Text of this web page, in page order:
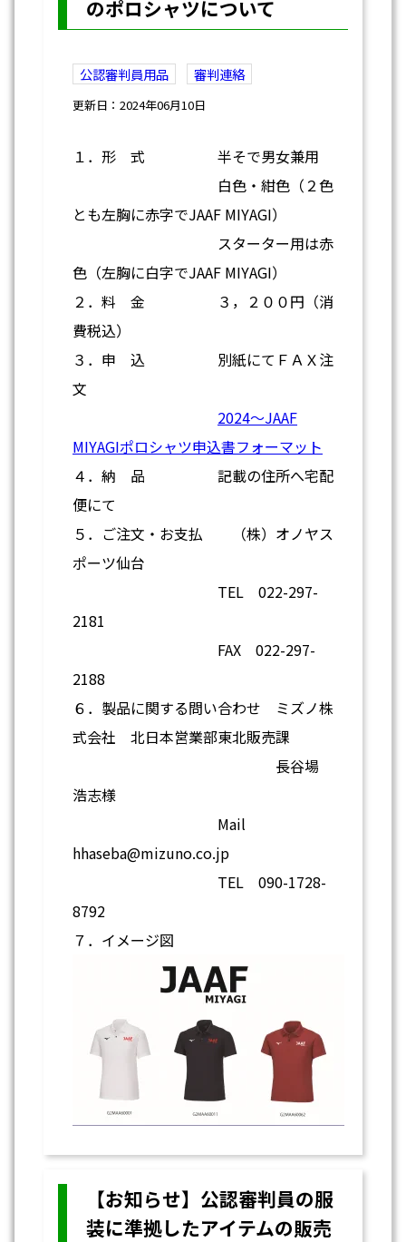
のポロシャツについて
公認審判員用品 審判連絡
更新日：2024年06月10日
１．形 式 半そで男女兼用
白色・紺色（２色
とも左胸に赤字でJAAF MIYAGI）
スターター用は赤
色（左胸に白字でJAAF MIYAGI）
２．料 金 ３，２００円（消
費税込）
３．申 込 別紙にてＦＡＸ注
文
2024～JAAF
MIYAGIポロシャツ申込書フォーマット
４．納 品 記載の住所へ宅配
便にて
５．ご注文・お支払 （株）オノヤス
ポーツ仙台
TEL 022-297-
2181
FAX 022-297-
2188
６．製品に関する問い合わせ ミズノ株
式会社 北日本営業部東北販売課
長谷場
浩志様
Mail
hhaseba@mizuno.co.jp
TEL 090-1728-
8792
７．イメージ図
【お知らせ】公認審判員の服
装に準拠したアイテムの販売